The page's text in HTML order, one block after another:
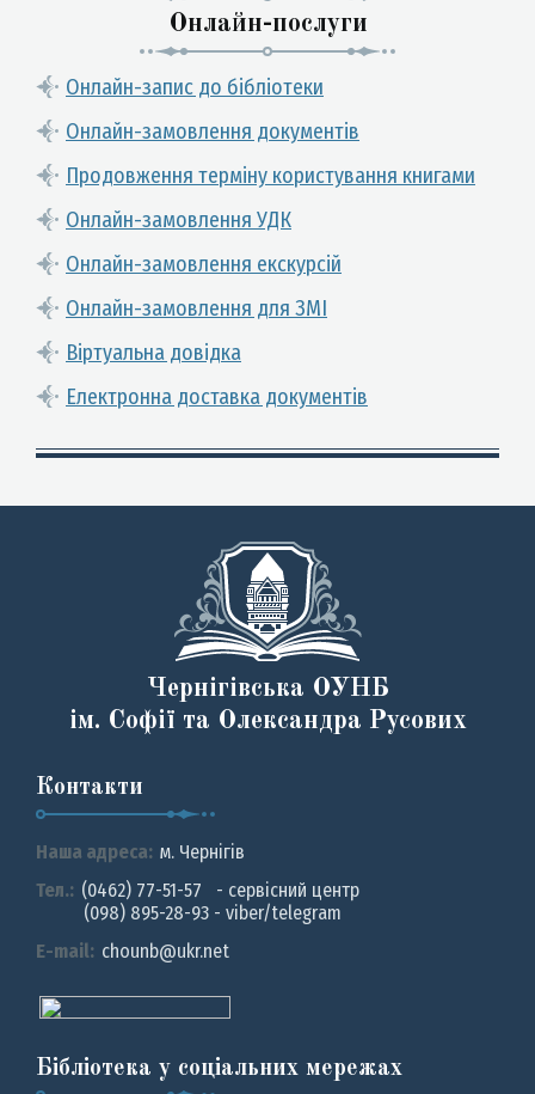
Онлайн-послуги
Онлайн-запис до бібліотеки
Онлайн-замовлення документів
Продовження терміну користування книгами
Онлайн-замовлення УДК
Онлайн-замовлення екскурсій
Онлайн-замовлення для ЗМІ
Віртуальна довідка
Електронна доставка документів
Чернігівська ОУНБ
ім. Софії та Олександра Русових
Контакти
Наша адреса: м. Чернiгiв
Тел.: (0462) 77-51-57 - сервісний центр
(098) 895-28-93 - viber/telegram
E-mail: chounb@ukr.net
Бібліотека у соціальних мережах